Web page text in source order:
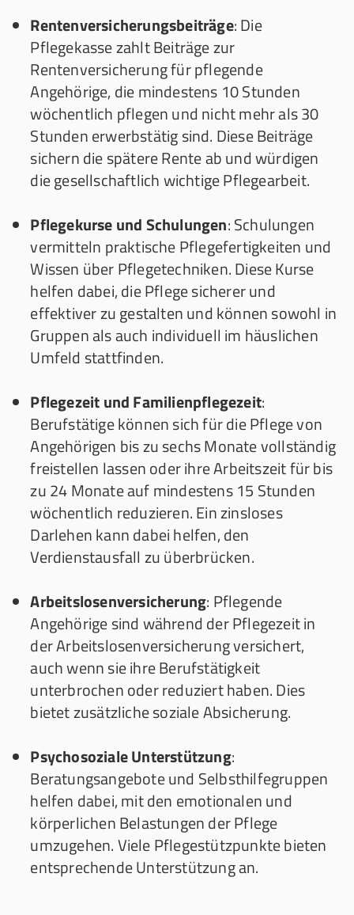
Rentenversicherungsbeiträge: Die
Pflegekasse zahlt Beiträge zur
Rentenversicherung für pflegende
Angehörige, die mindestens 10 Stunden
wöchentlich pflegen und nicht mehr als 30
Stunden erwerbstätig sind. Diese Beiträge
sichern die spätere Rente ab und würdigen
die gesellschaftlich wichtige Pflegearbeit.
Pflegekurse und Schulungen: Schulungen
vermitteln praktische Pflegefertigkeiten und
Wissen über Pflegetechniken. Diese Kurse
helfen dabei, die Pflege sicherer und
effektiver zu gestalten und können sowohl in
Gruppen als auch individuell im häuslichen
Umfeld stattfinden.
Pflegezeit und Familienpflegezeit:
Berufstätige können sich für die Pflege von
Angehörigen bis zu sechs Monate vollständig
freistellen lassen oder ihre Arbeitszeit für bis
zu 24 Monate auf mindestens 15 Stunden
wöchentlich reduzieren. Ein zinsloses
Darlehen kann dabei helfen, den
Verdienstausfall zu überbrücken.
Arbeitslosenversicherung: Pflegende
Angehörige sind während der Pflegezeit in
der Arbeitslosenversicherung versichert,
auch wenn sie ihre Berufstätigkeit
unterbrochen oder reduziert haben. Dies
bietet zusätzliche soziale Absicherung.
Psychosoziale Unterstützung:
Beratungsangebote und Selbsthilfegruppen
helfen dabei, mit den emotionalen und
körperlichen Belastungen der Pflege
umzugehen. Viele Pflegestützpunkte bieten
entsprechende Unterstützung an.